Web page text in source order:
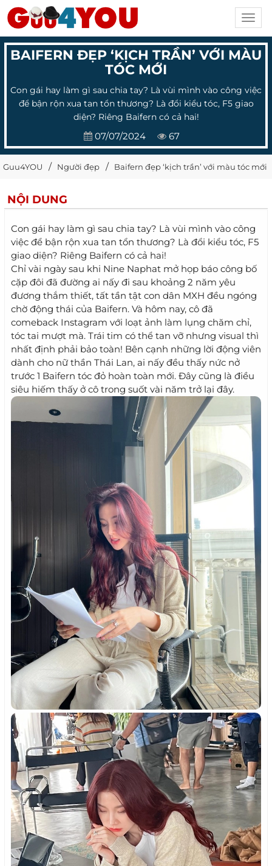
BAIFERN ĐẸP ‘KỊCH TRẦN’ VỚI MÀU
TÓC MỚI
Con gái hay làm gì sau chia tay? Là vùi mình vào công việc
để bận rộn xua tan tổn thương? Là đổi kiểu tóc, F5 giao
diện? Riêng Baifern có cả hai!
07/07/2024 67
Guu4YOU Người đẹp Baifern đẹp ‘kịch trần’ với màu tóc mới
NỘI DUNG
Con gái hay làm gì sau chia tay? Là vùi mình vào công
việc để bận rộn xua tan tổn thương? Là đổi kiểu tóc, F5
giao diện? Riêng Baifern có cả hai!
Chỉ vài ngày sau khi Nine Naphat mở họp báo công bố
cặp đôi đã đường ai nấy đi sau khoảng 2 năm yêu
đương thắm thiết, tất tần tật con dân MXH đều ngóng
chờ động thái của Baifern. Và hôm nay, cô đã
comeback Instagram với loạt ảnh làm lụng chăm chỉ,
tóc tai mượt mà. Trái tim có thể tan vỡ nhưng visual thì
nhất định phải bảo toàn! Bên cạnh những lời động viên
dành cho nữ thần Thái Lan, ai nấy đều thấy nức nở
trước 1 Baifern tóc đỏ hoàn toàn mới. Đây cũng là điều
siêu hiếm thấy ở cô trong suốt vài năm trở lại đây.